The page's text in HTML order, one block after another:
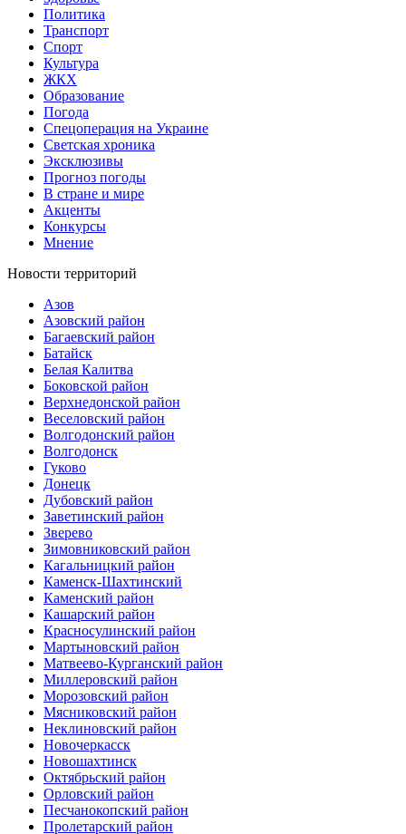
Политика
Транспорт
Спорт
Культура
ЖКХ
Образование
Погода
Спецоперация на Украине
Светская хроника
Эксклюзивы
Прогноз погоды
В стране и мире
Акценты
Конкурсы
Мнение
Новости территорий
Азов
Азовский район
Багаевский район
Батайск
Белая Калитва
Боковской район
Верхнедонской район
Веселовский район
Волгодонский район
Волгодонск
Гуково
Донецк
Дубовский район
Заветинский район
Зверево
Зимовниковский район
Кагальницкий район
Каменск-Шахтинский
Каменский район
Кашарский район
Красносулинский район
Мартыновский район
Матвеево-Курганский район
Миллеровский район
Морозовский район
Мясниковский район
Неклиновский район
Новочеркасск
Новошахтинск
Октябрьский район
Орловский район
Песчанокопский район
Пролетарский район